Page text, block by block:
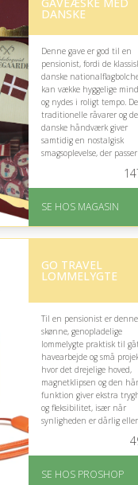
DANSKE
Denne gave er god til en
pensionist, fordi de
danske
kan vække hyggelige
og nydes i roligt tempo. De
traditionelle råvarer og
danske håndværk giver
samtidig en nostalgisk
smagsoplevelse, der
På lager
SE HOS MAGASIN
GO TRAVEL
LOMMELYGTE
Til en pensionist er denne
skønne, genopladelige
lommelygte praktisk til
havearbejde og små
hvor det drejelige hoved,
magnetklipsen og den
funktion giver ekstra
og fleksibilitet, især når
synligheden er dårlig eller
På lager
Levering: 2-12
SE HOS PROSHOP